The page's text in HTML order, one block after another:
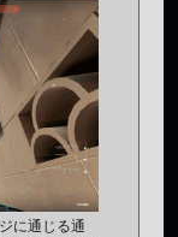
に通じる通